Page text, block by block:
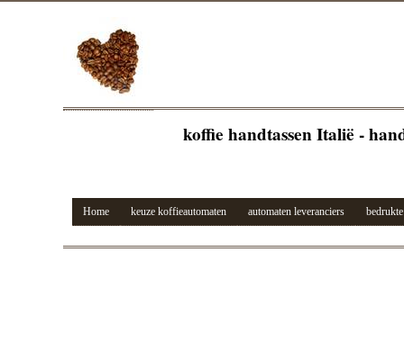
koffie handtassen Italië -
Home keuze koffieautomaten automaten leveranciers